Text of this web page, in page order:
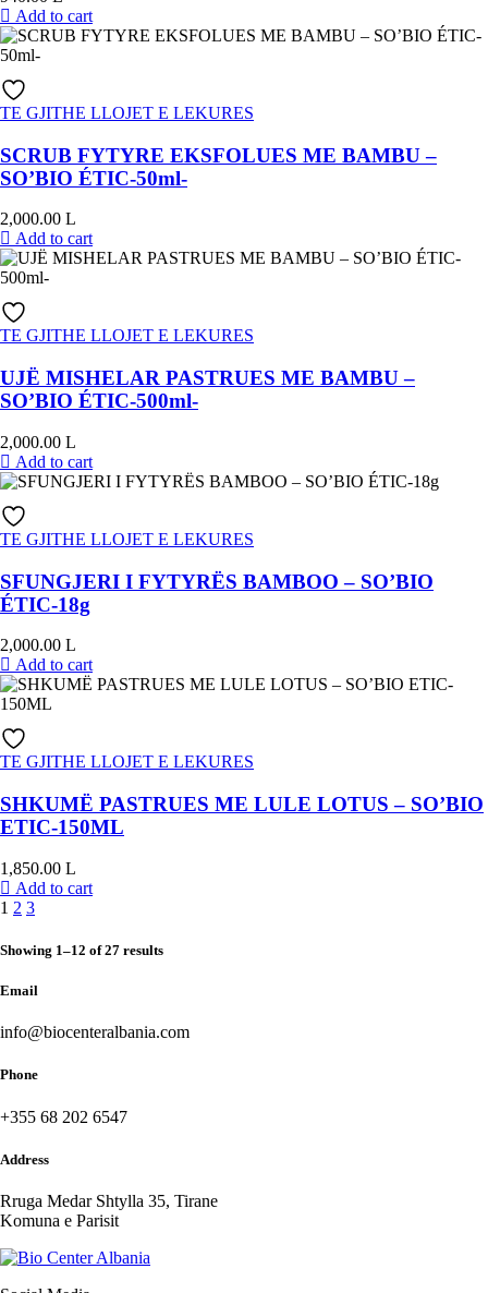
Add to cart
TE GJITHE LLOJET E LEKURES
SCRUB FYTYRE EKSFOLUES ME BAMBU –
SO’BIO ÉTIC-50ml-
2,000.00 L
Add to cart
TE GJITHE LLOJET E LEKURES
UJË MISHELAR PASTRUES ME BAMBU –
SO’BIO ÉTIC-500ml-
2,000.00 L
Add to cart
TE GJITHE LLOJET E LEKURES
SFUNGJERI I FYTYRËS BAMBOO – SO’BIO
ÉTIC-18g
2,000.00 L
Add to cart
TE GJITHE LLOJET E LEKURES
SHKUMË PASTRUES ME LULE LOTUS – SO’BIO
ETIC-150ML
1,850.00 L
Add to cart
1 2 3
Showing 1–12 of 27 results
Email
info@biocenteralbania.com
Phone
+355 68 202 6547
Address
Rruga Medar Shtylla 35, Tirane
Komuna e Parisit